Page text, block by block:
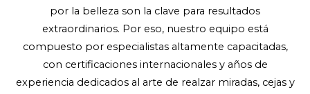
por la belleza son la clave para resultados
extraordinarios. Por eso, nuestro equipo está
compuesto por especialistas altamente capacitadas,
con certificaciones internacionales y años de
experiencia dedicados al arte de realzar miradas, cejas y